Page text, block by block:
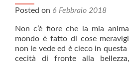
Posted on 6 Febbraio 2018
Non c’è fiore che la mia
mondo è fatto di cose
non le vede ed è cieco in questa
cecità di fronte alla